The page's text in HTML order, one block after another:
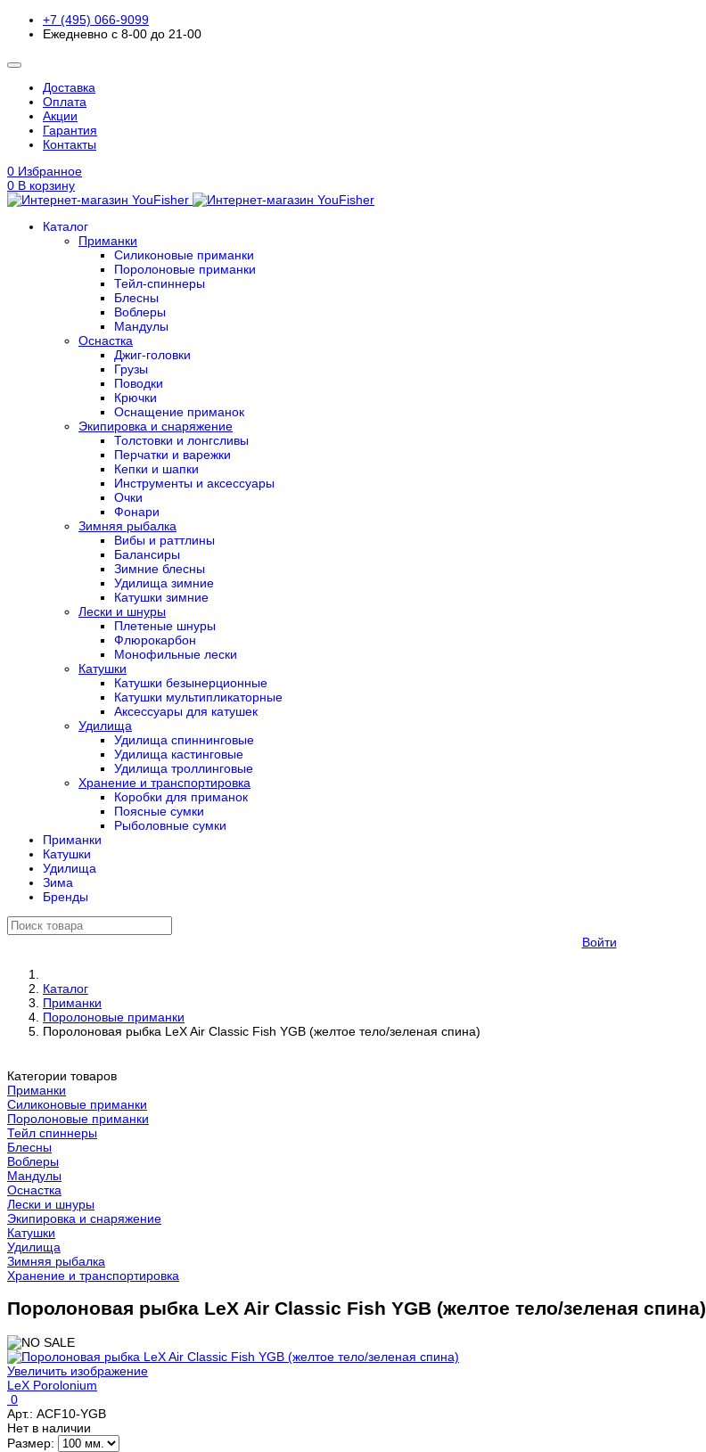
+7 (495) 066-9099
Ежедневно с 8-00 до 21-00
Доставка
Оплата
Акции
Гарантия
Контакты
0 Избранное
0 В корзину
Каталог
Приманки
Силиконовые приманки
Поролоновые приманки
Тейл-спиннеры
Блесны
Воблеры
Мандулы
Оснастка
Джиг-головки
Грузы
Поводки
Крючки
Оснащение приманок
Экипировка и снаряжение
Толстовки и лонгсливы
Перчатки и варежки
Кепки и шапки
Инструменты и аксессуары
Очки
Фонари
Зимняя рыбалка
Вибы и раттлины
Балансиры
Зимние блесны
Удилища зимние
Катушки зимние
Лески и шнуры
Плетеные шнуры
Флюрокарбон
Монофильные лески
Катушки
Катушки безынерционные
Катушки мультипликаторные
Аксессуары для катушек
Удилища
Удилища спиннинговые
Удилища кастинговые
Удилища троллинговые
Хранение и транспортировка
Коробки для приманок
Поясные сумки
Рыболовные сумки
Приманки
Катушки
Удилища
Зима
Бренды
Войти
Каталог
Приманки
Поролоновые приманки
Поролоновая рыбка LeX Air Classic Fish YGB (желтое тело/зеленая спина)
Категории товаров
Приманки
Силиконовые приманки
Поролоновые приманки
Тейл спиннеры
Блесны
Воблеры
Мандулы
Оснастка
Лески и шнуры
Экипировка и снаряжение
Катушки
Удилища
Зимняя рыбалка
Хранение и транспортировка
Поролоновая рыбка LeX Air Classic Fish YGB (желтое тело/зеленая спина)
Увеличить изображение
LeX Porolonium
0
Арт.: ACF10-YGB
Нет в наличии
Размер: